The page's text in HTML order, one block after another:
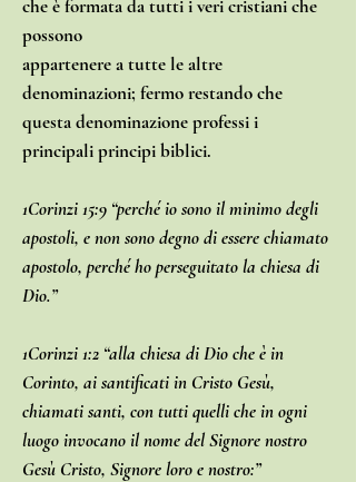
che è formata da tutti i veri cristiani che
possono
appartenere a tutte le altre
denominazioni; fermo restando che
questa denominazione professi i
principali principi biblici.
1Corinzi 15:9 “perché io sono il minimo degli
apostoli, e non sono degno di essere chiamato
apostolo, perché ho perseguitato la chiesa di
Dio.”
1Corinzi 1:2 “alla chiesa di Dio che è in
Corinto, ai santificati in Cristo Gesù,
chiamati santi, con tutti quelli che in ogni
luogo invocano il nome del Signore nostro
Gesù Cristo, Signore loro e nostro:”